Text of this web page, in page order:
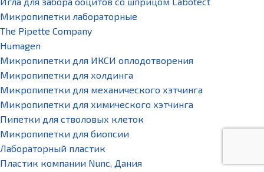
Микропипетки лабораторные
The Pipette Company
Humagen
Микропипетки для ИКСИ оплодотворения
Микропипетки для холдинга
Микропипетки для механического хэтчинга
Микропипетки для химического хэтчинга
Пипетки для стволовых клеток
Микропипетки для биопсии
Лабораторный пластик
Пластик компании Nunc, Дания